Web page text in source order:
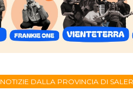
NOTIZIE DALLA PROVINCIA DI